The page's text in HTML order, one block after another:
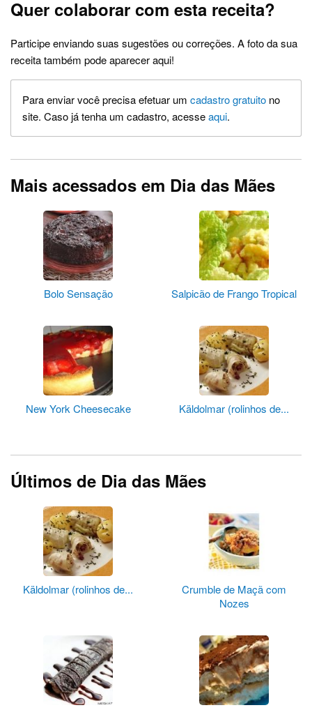
Quer colaborar com esta receita?
Participe enviando suas sugestões ou correções. A foto da sua
receita também pode aparecer aqui!
Para enviar você precisa efetuar um cadastro gratuito no
site. Caso já tenha um cadastro, acesseaqui.
Mais acessados em Dia das Mães
Bolo Sensação Salpicão de Frango Tropical
New York Cheesecake Käldolmar (rolinhos de...
Últimos de Dia das Mães
Käldolmar (rolinhos de...
Crumble de Maçã com
Nozes